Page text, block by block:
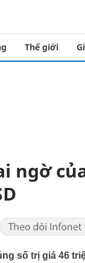
Thế giới
ngờ
số trị giá 46